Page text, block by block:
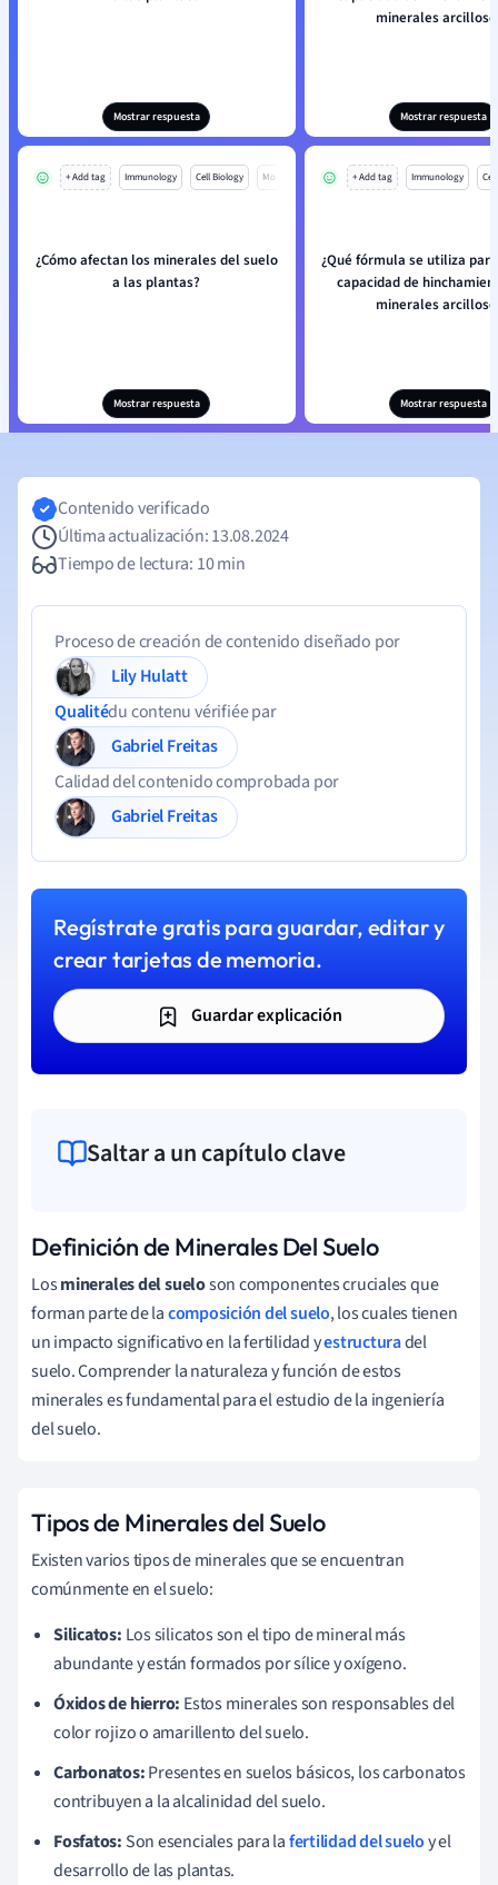
Mostrar respuesta
minerales
Mostrar respuesta
+ Add tag Immunology Cell Biology Mo
¿Cómo afectan los minerales del suelo
a las plantas?
Mostrar respuesta
+ Add tag Immunology
¿Qué fórmula se utiliza
capacidad de
minerales
Mostrar respuesta
Contenido verificado
Última actualización: 13.08.2024
Tiempo de lectura: 10 min
Proceso de creación de contenido diseñado por
Lily Hulatt
Qualitédu contenu vérifiée par
Gabriel Freitas
Calidad del contenido comprobada por
Gabriel Freitas
Regístrate gratis para guardar, editar y
crear tarjetas de memoria.
Guardar explicación
Saltar a un capítulo clave
Definición de Minerales Del Suelo
Losminerales del sueloson componentes cruciales que
forman parte de lacomposición del suelo, los cuales tienen
un impacto significativo en la fertilidad yestructuradel
suelo. Comprender la naturaleza y función de estos
minerales es fundamental para el estudio de la ingeniería
del suelo.
Tipos de Minerales del Suelo
Existen varios tipos de minerales que se encuentran
comúnmente en el suelo:
Silicatos: Los silicatos son el tipo de mineral más
abundante y están formados por sílice y oxígeno.
Óxidos de hierro: Estos minerales son responsables del
color rojizo o amarillento del suelo.
Carbonatos:Presentes en suelos básicos, los carbonatos
contribuyen a la alcalinidad del suelo.
Fosfatos: Son esenciales para lafertilidad del sueloy el
desarrollo de las plantas.